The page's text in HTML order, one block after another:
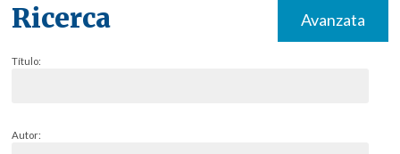
Ricerca Avanzata
Título:
Autor: